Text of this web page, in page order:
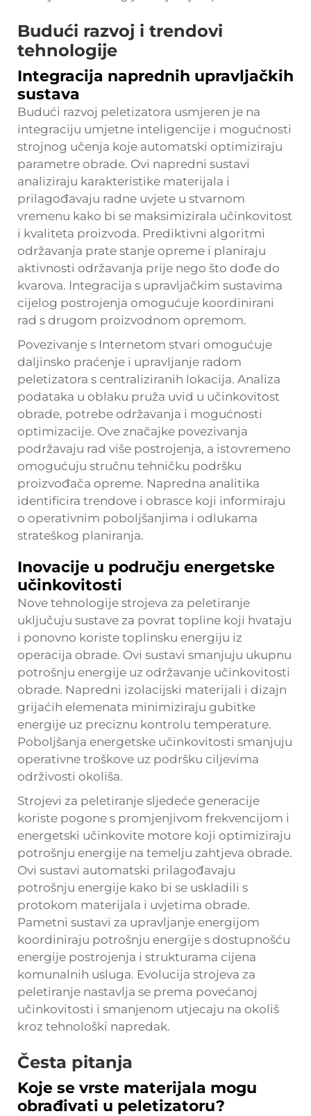
Budući razvoj i trendovi
tehnologije
Integracija naprednih upravljačkih
sustava
Budući razvoj peletizatora usmjeren je na
integraciju umjetne inteligencije i mogućnosti
strojnog učenja koje automatski optimiziraju
parametre obrade. Ovi napredni sustavi
analiziraju karakteristike materijala i
prilagođavaju radne uvjete u stvarnom
vremenu kako bi se maksimizirala učinkovitost
i kvaliteta proizvoda. Prediktivni algoritmi
održavanja prate stanje opreme i planiraju
aktivnosti održavanja prije nego što dođe do
kvarova. Integracija s upravljačkim sustavima
cijelog postrojenja omogućuje koordinirani
rad s drugom proizvodnom opremom.
Povezivanje s Internetom stvari omogućuje
daljinsko praćenje i upravljanje radom
peletizatora s centraliziranih lokacija. Analiza
podataka u oblaku pruža uvid u učinkovitost
obrade, potrebe održavanja i mogućnosti
optimizacije. Ove značajke povezivanja
podržavaju rad više postrojenja, a istovremeno
omogućuju stručnu tehničku podršku
proizvođača opreme. Napredna analitika
identificira trendove i obrasce koji informiraju
o operativnim poboljšanjima i odlukama
strateškog planiranja.
Inovacije u području energetske
učinkovitosti
Nove tehnologije strojeva za peletiranje
uključuju sustave za povrat topline koji hvataju
i ponovno koriste toplinsku energiju iz
operacija obrade. Ovi sustavi smanjuju ukupnu
potrošnju energije uz održavanje učinkovitosti
obrade. Napredni izolacijski materijali i dizajn
grijaćih elemenata minimiziraju gubitke
energije uz preciznu kontrolu temperature.
Poboljšanja energetske učinkovitosti smanjuju
operativne troškove uz podršku ciljevima
održivosti okoliša.
Strojevi za peletiranje sljedeće generacije
koriste pogone s promjenjivom frekvencijom i
energetski učinkovite motore koji optimiziraju
potrošnju energije na temelju zahtjeva obrade.
Ovi sustavi automatski prilagođavaju
potrošnju energije kako bi se uskladili s
protokom materijala i uvjetima obrade.
Pametni sustavi za upravljanje energijom
koordiniraju potrošnju energije s dostupnošću
energije postrojenja i strukturama cijena
komunalnih usluga. Evolucija strojeva za
peletiranje nastavlja se prema povećanoj
učinkovitosti i smanjenom utjecaju na okoliš
kroz tehnološki napredak.
Česta pitanja
Koje se vrste materijala mogu
obrađivati u peletizatoru?